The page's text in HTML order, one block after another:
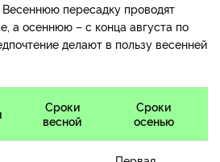
пересадку проводят
а осеннюю – с конца августа по
делают в пользу весенней
Сроки
весной
Сроки
осенью